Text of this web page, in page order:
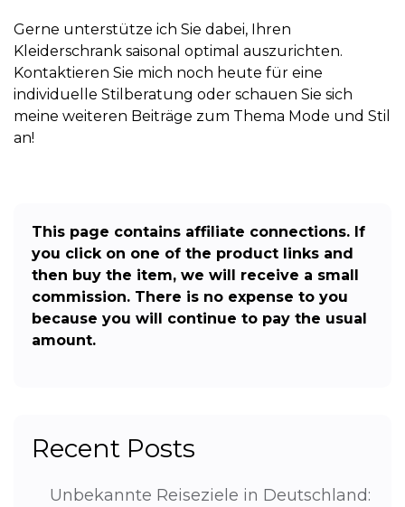
Gerne unterstütze ich Sie dabei, Ihren
Kleiderschrank saisonal optimal auszurichten.
Kontaktieren Sie mich noch heute für eine
individuelle Stilberatung oder schauen Sie sich
meine weiteren Beiträge zum Thema Mode und Stil
an!
This page contains affiliate connections. If
you click on one of the product links and
then buy the item, we will receive a small
commission. There is no expense to you
because you will continue to pay the usual
amount.
Recent Posts
Unbekannte Reiseziele in Deutschland: